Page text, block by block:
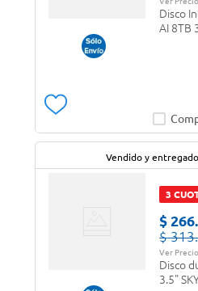
Disco
AI 8TB
Vendido y
3
$ 266.
$ 313.
Ver
Disco
3.5"